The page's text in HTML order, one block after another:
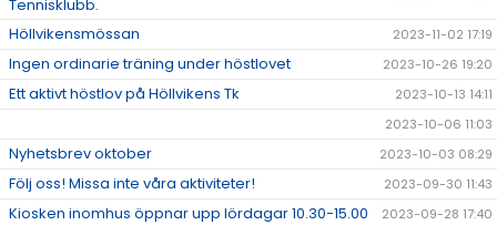
Tennisklubb.
Höllvikensmössan 2023-11-02 17:19
Ingen ordinarie träning under höstlovet 2023-10-26 19:20
Ett aktivt höstlov på Höllvikens Tk
2023-10-13 14:11
2023-10-06 11:03
Nyhetsbrev oktober 2023-10-03 08:29
Följ oss! Missa inte våra aktiviteter! 2023-09-30 11:43
Kiosken inomhus öppnar upp lördagar 10.30-15.00 2023-09-28 17:40